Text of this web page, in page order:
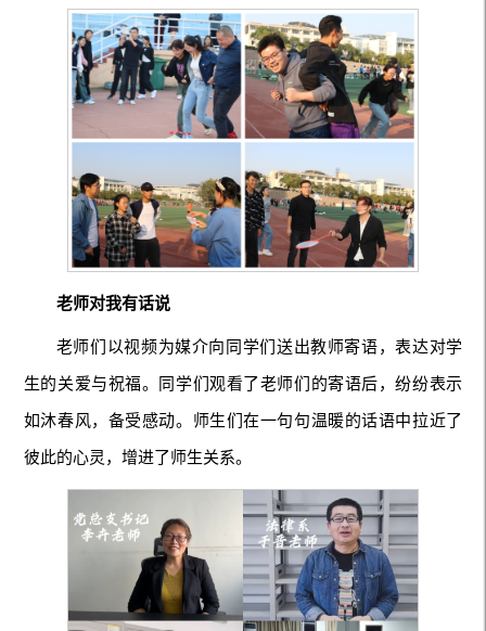
老师对我有话说
老师们以视频为媒介向同学们送出教师寄语，表达对学
生的关爱与祝福。同学们观看了老师们的寄语后，纷纷表示
如沐春风，备受感动。师生们在一句句温暖的话语中拉近了
彼此的心灵，增进了师生关系。